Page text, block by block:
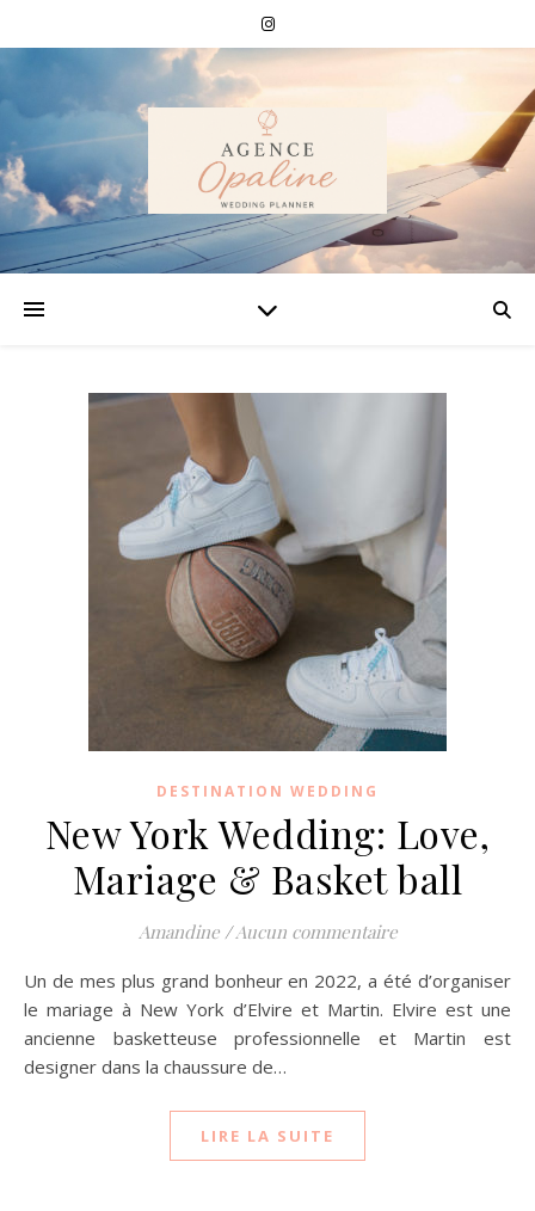
DESTINATION WEDDING
New York Wedding: Love,
Mariage & Basket ball
Amandine /Aucun commentaire
Un de mes plus grand bonheur en 2022, a été d’organiser
le mariage à New York d’Elvire et Martin. Elvire est une
ancienne basketteuse professionnelle et Martin est
designer dans la chaussure de…
LIRE LA SUITE